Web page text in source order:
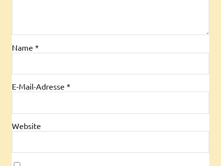
Name *
E-Mail-Adresse *
Website